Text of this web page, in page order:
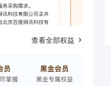
查看全部权益